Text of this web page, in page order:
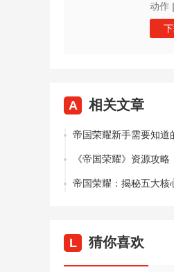
动作 |
A 相关文章
帝国荣耀新手需要知道
L 猜你喜欢